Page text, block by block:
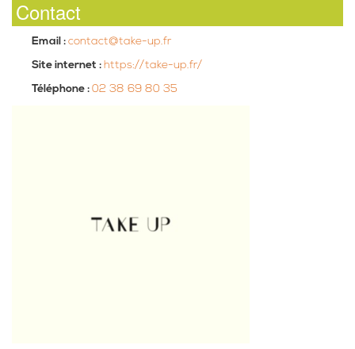
Contact
Email : contact@take-up.fr
Site internet : https://take-up.fr/
Téléphone : 02 38 69 80 35